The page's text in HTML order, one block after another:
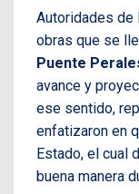
Autoridades de
obras que se
Puente
avance y
ese sentido,
enfatizaron en
Estado, el cual
buena manera